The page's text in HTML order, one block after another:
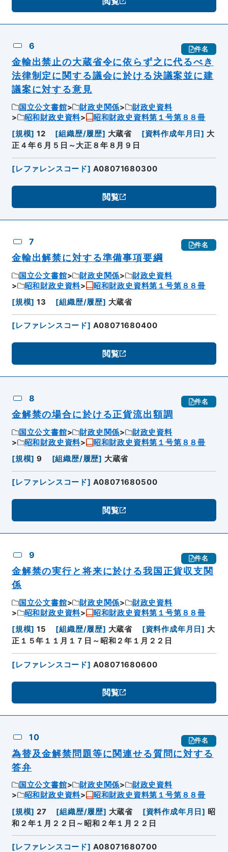
6 件名
金輸出禁止の大蔵省令に依らず之に代るべき
法律制定に関する議会に於ける決議案並に建
議案に対する意見
国立公文書館 財政史関係
財政史資料
昭和財政史資料
昭和財政史資料第１号第８８冊
[規模] 12 [組織歴/履歴] 大蔵省 [資料作成年月日] 大
正４年６月５日～大正８年８月９日
[レファレンスコード] A08071680300
閲覧
7 件名
金輸出解禁に対する準備事項要綱
国立公文書館 財政史関係
財政史資料
昭和財政史資料
昭和財政史資料第１号第８８冊
[規模] 13 [組織歴/履歴] 大蔵省
[レファレンスコード] A08071680400
閲覧
8 件名
金解禁の場合に於ける正貨流出額調
国立公文書館 財政史関係
財政史資料
昭和財政史資料
昭和財政史資料第１号第８８冊
[規模] 9 [組織歴/履歴] 大蔵省
[レファレンスコード] A08071680500
閲覧
9 件名
金解禁の実行と将来に於ける我国正貨収支関
係
国立公文書館 財政史関係
財政史資料
昭和財政史資料
昭和財政史資料第１号第８８冊
[規模] 15 [組織歴/履歴] 大蔵省 [資料作成年月日] 大
正１５年１１月１７日～昭和２年１月２２日
[レファレンスコード] A08071680600
閲覧
10 件名
為替及金解禁問題等に関連せる質問に対する
答弁
国立公文書館 財政史関係
財政史資料
昭和財政史資料
昭和財政史資料第１号第８８冊
[規模] 27 [組織歴/履歴] 大蔵省 [資料作成年月日] 昭
和２年１月２２日～昭和２年１月２２日
[レファレンスコード] A08071680700